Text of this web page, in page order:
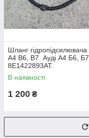
Шланг
A4 B6, B7. Ауді А4 Б6, Б7.
8E1422893AT.
В наявності
1 200 ₴